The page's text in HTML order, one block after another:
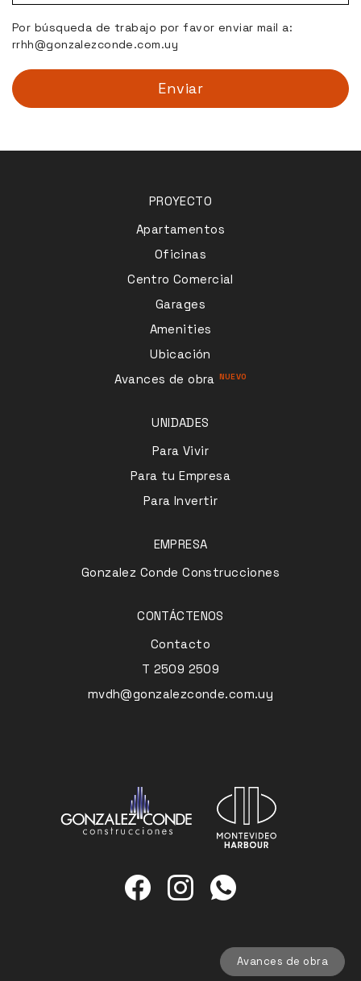
Por búsqueda de trabajo por favor enviar mail a:
rrhh@gonzalezconde.com.uy
PROYECTO
Apartamentos
Oficinas
Centro Comercial
Garages
Amenities
Ubicación
Avances de obra
UNIDADES
Para Vivir
Para tu Empresa
Para Invertir
EMPRESA
Gonzalez Conde Construcciones
CONTÁCTENOS
Contacto
T 2509 2509
mvdh@gonzalezconde.com.uy
Avances de obra